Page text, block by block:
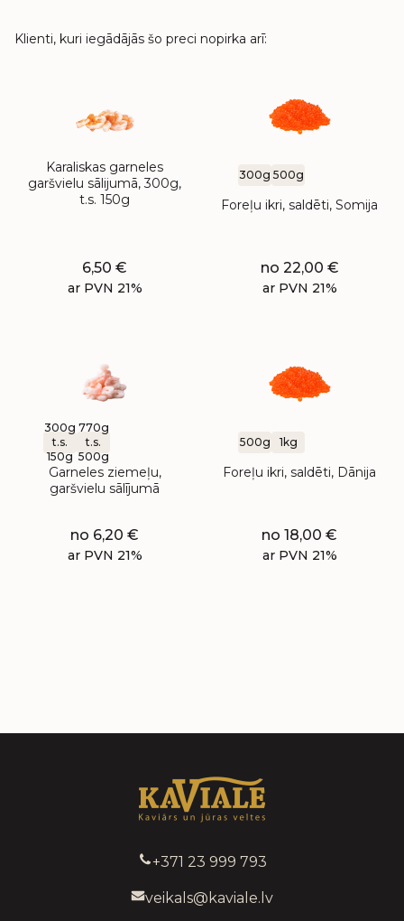
Klienti, kuri iegādājās šo preci nopirka arī:
Karaliskas garneles
garšvielu sālijumā, 300g,
t.s. 150g
6,50 €
ar PVN 21%
300g 500g
Foreļu ikri, saldēti, Somija
no 22,00 €
ar PVN 21%
300g
t.s.
150g
770g
t.s.
500g
Garneles ziemeļu,
garšvielu sālījumā
no 6,20 €
ar PVN 21%
500g 1kg
Foreļu ikri, saldēti, Dānija
no 18,00 €
ar PVN 21%
+371 23 999 793
veikals@kaviale.lv